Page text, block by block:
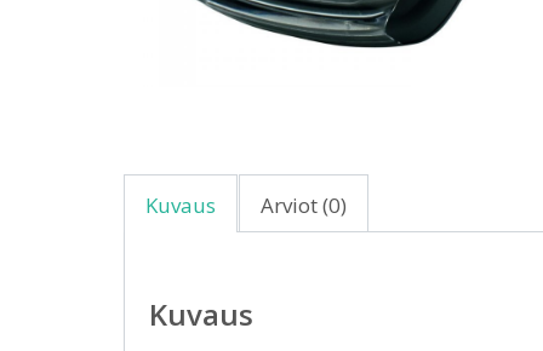
Kuvaus Arviot (0)
Kuvaus